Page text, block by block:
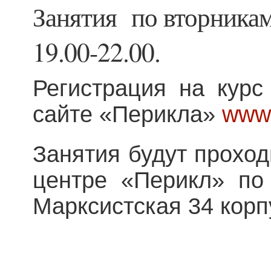
Занятия по
19.00-22.00.
Регистрация на
сайте «Перикла»
Занятия будут
центре «Перикл»
Марксистская 34